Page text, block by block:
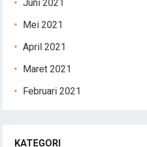
Juni 2021
Mei 2021
April 2021
Maret 2021
Februari 2021
KATEGORI